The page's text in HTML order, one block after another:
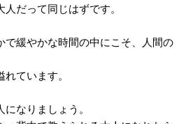
だって同じはずです。
で緩やかな時間の中にこそ、人間の
ています。
なりましょう。